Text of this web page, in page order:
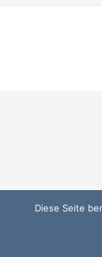
Diese Seite